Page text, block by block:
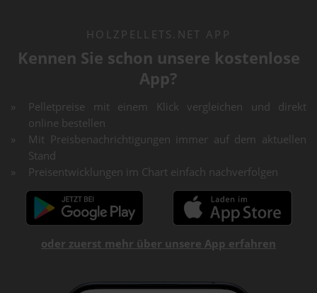
HOLZPELLETS.NET APP
Kennen Sie schon unsere kostenlose
App?
Pelletpreise mit einem Klick vergleichen und direkt
online bestellen
Mit Preisbenachrichtigungen immer auf dem aktuellen
Stand
Preisentwicklungen im Chart einfach nachverfolgen
oder zuerst mehr über unsere App erfahren